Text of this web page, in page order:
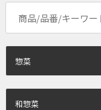
惣菜
和惣菜